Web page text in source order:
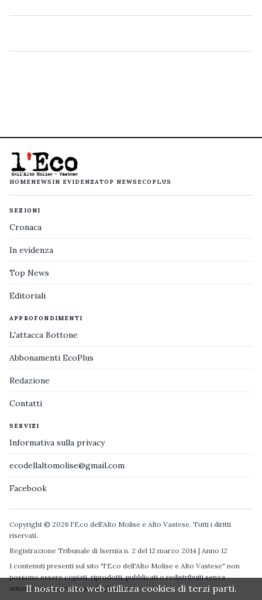
HOMENEWS IN EVIDENZATOP NEWS ECOPLUS
SEZIONI
Cronaca
In evidenza
Top News
Editoriali
APPROFONDIMENTI
L'attacca Bottone
Abbonamenti EcoPlus
Redazione
Contatti
SERVIZI
Informativa sulla privacy
ecodellaltomolise@gmail.com
Facebook
Copyright © 2026 l'Eco dell'Alto Molise e Alto Vastese. Tutti i diritti
riservati.
Registrazione Tribunale di Isernia n. 2 del 12 marzo 2014 | Anno 12
I contenuti presenti sul sito "l'Eco dell'Alto Molise e Alto Vastese" non
possono essere copiati, riprodotti, pubblicati o redistribuiti senza
autorizzazione espressa degli autori.
Il nostro sito web utilizza cookies di terzi parti.